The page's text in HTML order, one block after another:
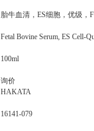
胎牛血清，ES细胞，优级，
Fetal Bovine Serum, ES Cell-
100ml
询价
HAKATA
16141-079